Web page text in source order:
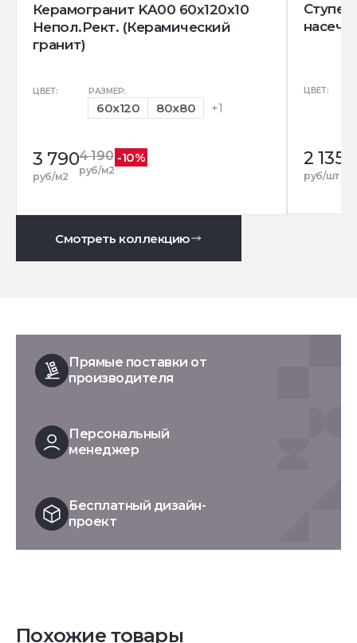
Керамогранит KA00 60x120х10
Непол.Рект. (Керамический
гранит)
ЦВЕТ: РАЗМЕР:
60x120 80x80 +1
3 790
руб/м2
4 190
руб/м2
-10%
ЦВЕТ:
2 135
руб/шт
Смотреть коллекцию
Прямые поставки от
производителя
Персональный
менеджер
Бесплатный дизайн-
проект
Похожие товары